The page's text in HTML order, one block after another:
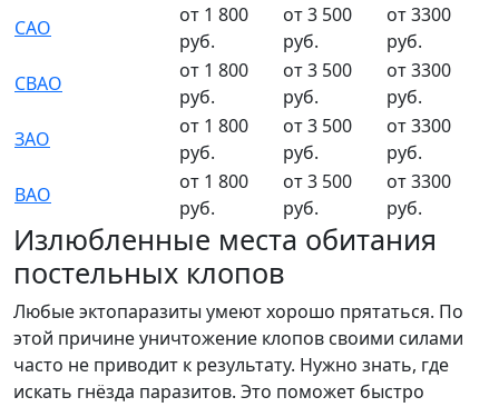
САО
от 1 800
руб.
от 3 500
руб.
от 3300
руб.
СВАО
от 1 800
руб.
от 3 500
руб.
от 3300
руб.
ЗАО
от 1 800
руб.
от 3 500
руб.
от 3300
руб.
ВАО
от 1 800
руб.
от 3 500
руб.
от 3300
руб.
Излюбленные места обитания
постельных клопов
Любые эктопаразиты умеют хорошо прятаться. По
этой причине уничтожение клопов своими силами
часто не приводит к результату. Нужно знать, где
искать гнёзда паразитов. Это поможет быстро